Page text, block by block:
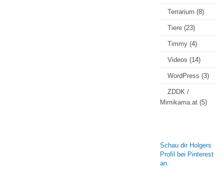
Terrarium (8)
Tiere (23)
Timmy (4)
Videos (14)
WordPress (3)
ZDDK /
Mimikama.at (5)
Schau dir Holgers
Profil bei Pinterest
an.